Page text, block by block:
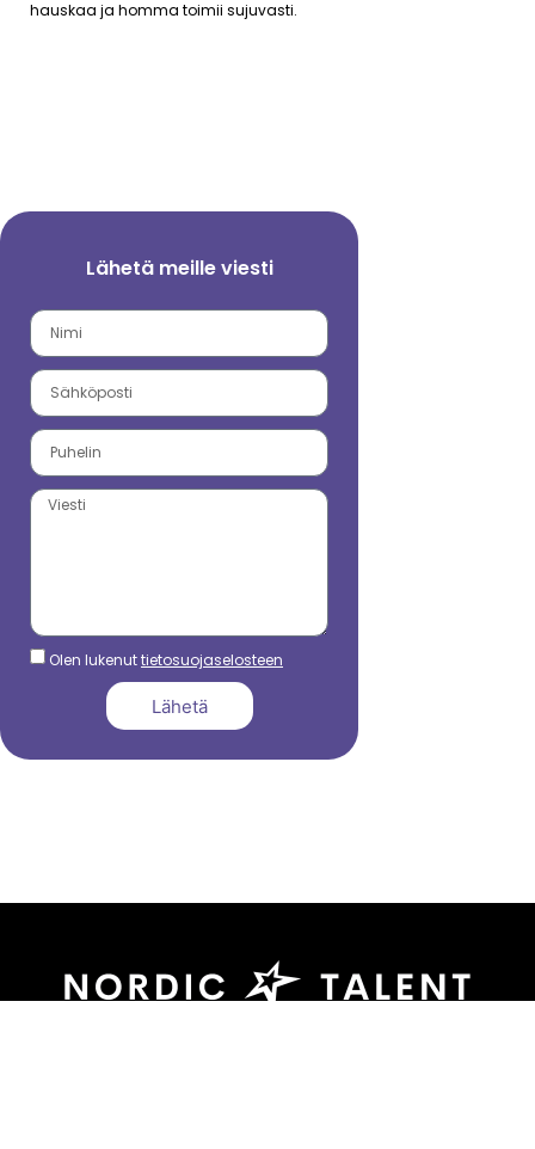
hauskaa ja homma toimii sujuvasti.
Lähetä meille viesti
Olen lukenuttietosuojaselosteen
Lähetä